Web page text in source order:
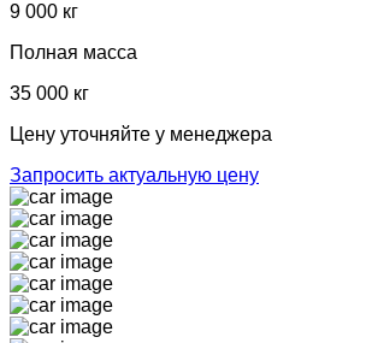
9 000 кг
Полная масса
35 000 кг
Цену уточняйте у менеджера
Запросить актуальную цену